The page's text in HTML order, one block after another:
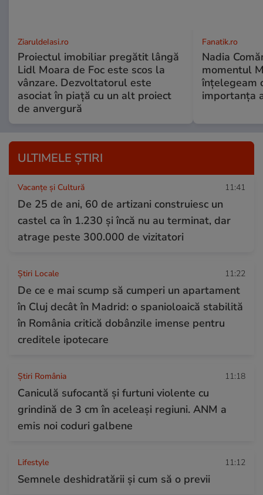
ZiaruldeIasi.ro
Proiectul imobiliar pregătit lângă
Lidl Moara de Foc este scos la
vânzare. Dezvoltatorul este
asociat în piață cu un alt proiect
de anvergură
Fanatik.ro
Nadia
momentul
înțelegeam
importanța
ULTIMELE ȘTIRI
Vacanțe și Cultură 11:41
De 25 de ani, 60 de artizani construiesc un
castel ca în 1.230 și încă nu au terminat, dar
atrage peste 300.000 de vizitatori
Știri Locale 11:22
De ce e mai scump să cumperi un apartament
în Cluj decât în Madrid: o spanioloaică stabilită
în România critică dobânzile imense pentru
creditele ipotecare
Știri România 11:18
Caniculă sufocantă și furtuni violente cu
grindină de 3 cm în aceleași regiuni. ANM a
emis noi coduri galbene
Lifestyle 11:12
Semnele deshidratării și cum să o previi